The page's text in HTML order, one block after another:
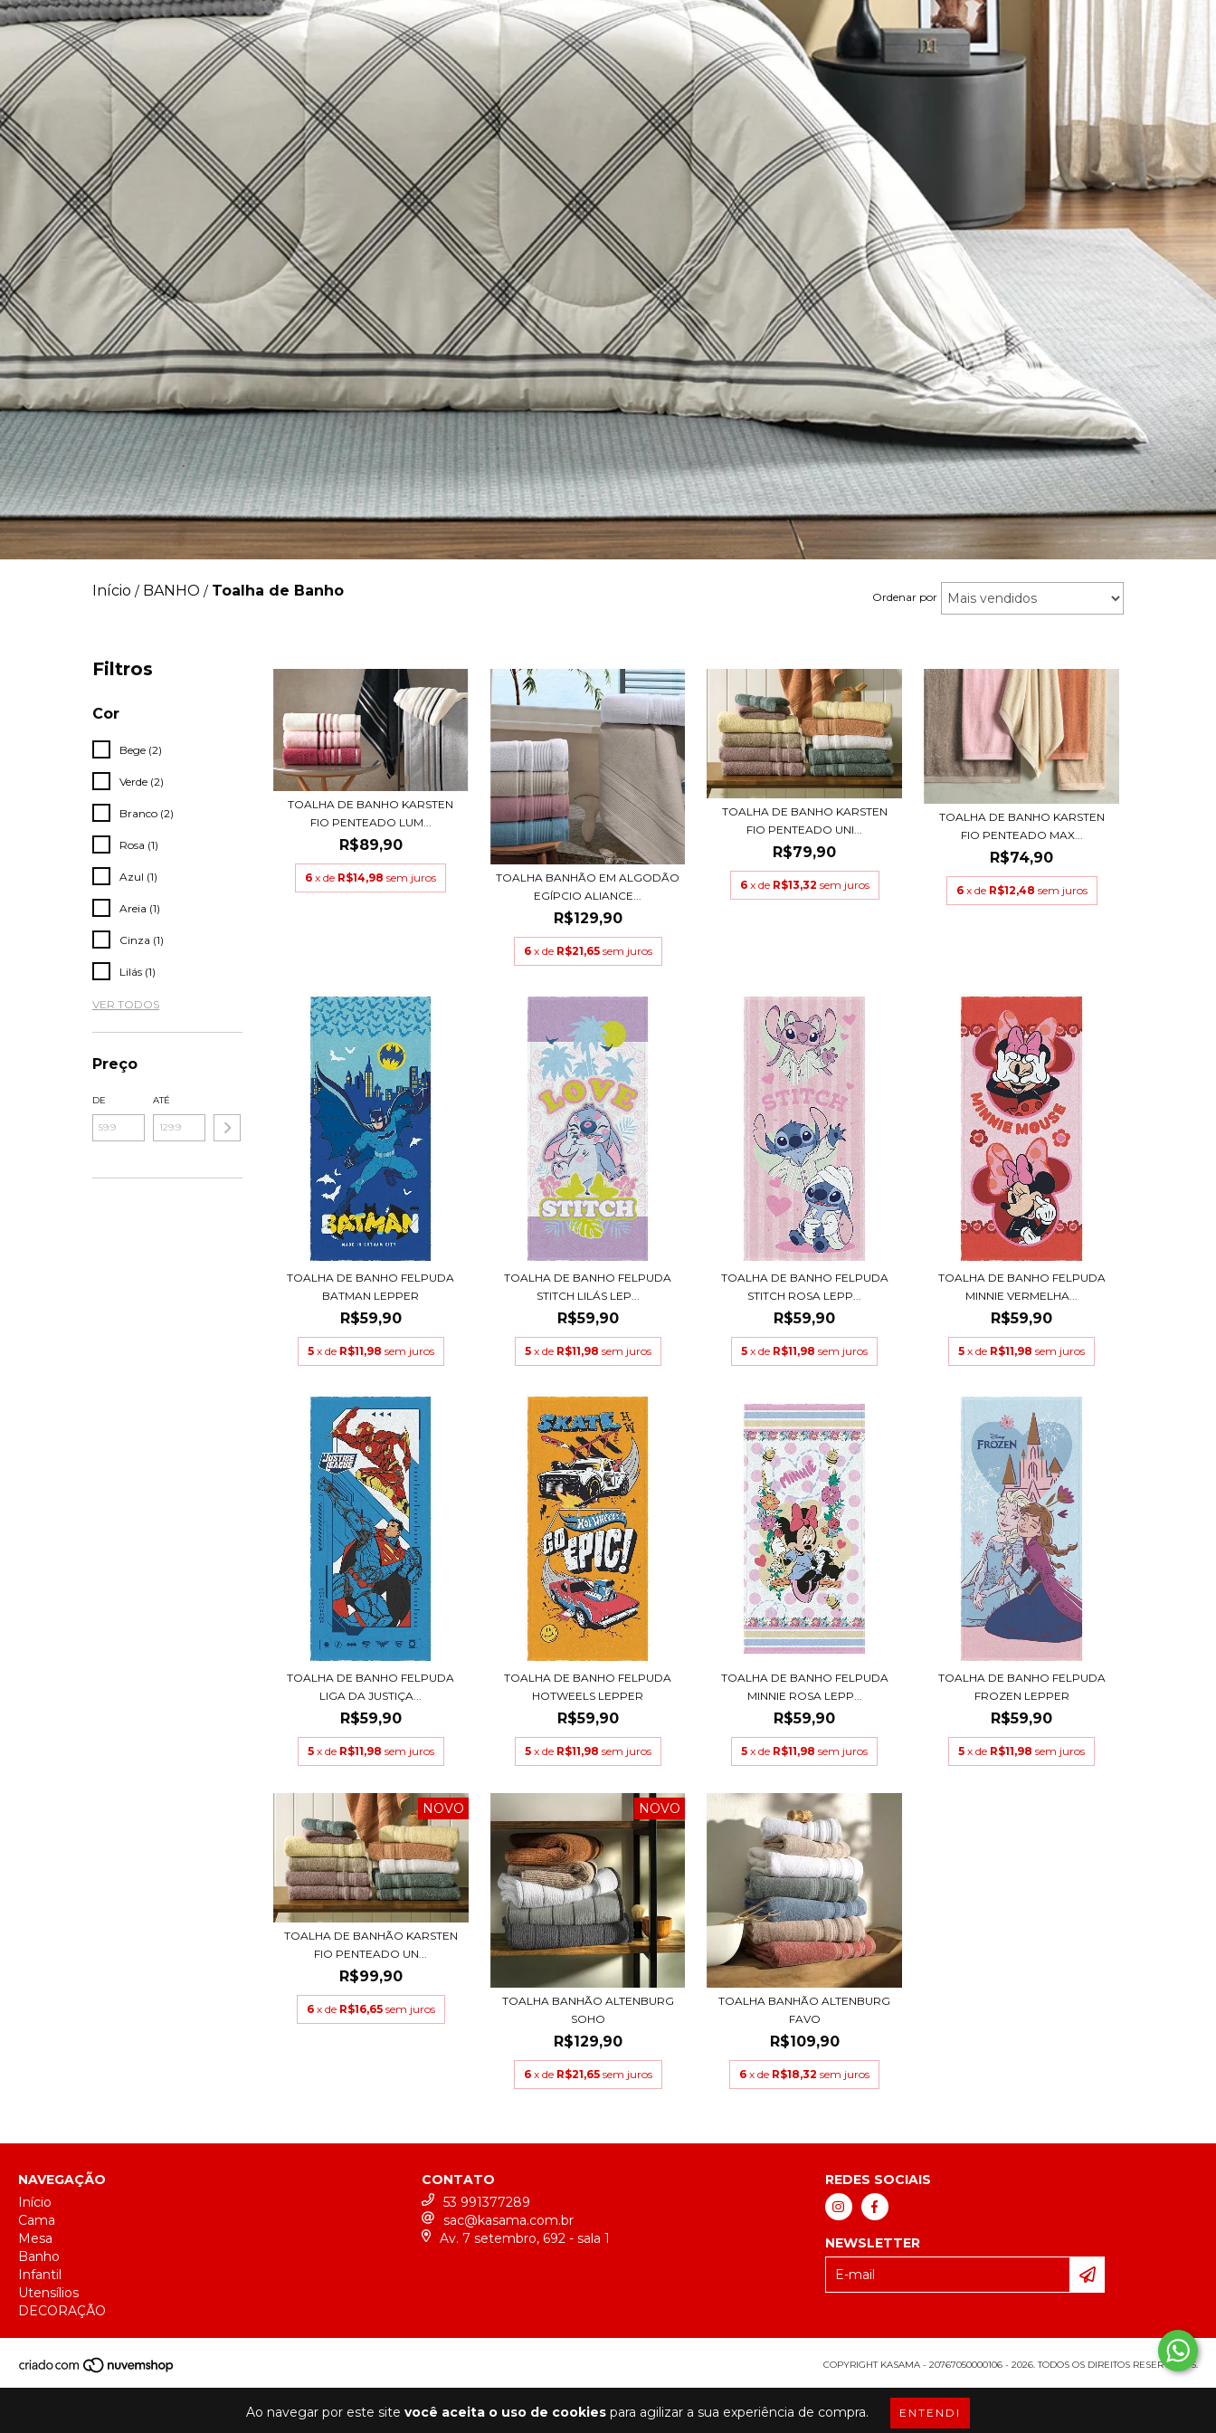
Ao navegar por este site você aceita o uso de cookies para agilizar a sua experiência de compra. ENTENDI
Início / BANHO / Toalha de Banho Ordenar por
Filtros
Cor
Bege (2)
Verde (2)
Branco (2)
Rosa (1)
Azul (1)
Areia (1)
Cinza (1)
Lilás (1)
VER TODOS
Preço
DE ATÉ
TOALHA DE BANHO KARSTEN
FIO PENTEADO LUM...
R$89,90
6 x de R$14,98 sem juros
TOALHA BANHÃO EM ALGODÃO
EGÍPCIO ALIANCE...
R$129,90
6 x de R$21,65 sem juros
TOALHA DE BANHO KARSTEN
FIO PENTEADO UNI...
R$79,90
6 x de R$13,32 sem juros
TOALHA DE BANHO KARSTEN
FIO PENTEADO MAX...
R$74,90
6 x de R$12,48 sem juros
TOALHA DE BANHO FELPUDA
BATMAN LEPPER
R$59,90
5 x de R$11,98 sem juros
TOALHA DE BANHO FELPUDA
STITCH LILÁS LEP...
R$59,90
5 x de R$11,98 sem juros
TOALHA DE BANHO FELPUDA
STITCH ROSA LEPP...
R$59,90
5 x de R$11,98 sem juros
TOALHA DE BANHO FELPUDA
MINNIE VERMELHA...
R$59,90
5 x de R$11,98 sem juros
TOALHA DE BANHO FELPUDA
LIGA DA JUSTIÇA...
R$59,90
5 x de R$11,98 sem juros
TOALHA DE BANHO FELPUDA
HOTWEELS LEPPER
R$59,90
5 x de R$11,98 sem juros
TOALHA DE BANHO FELPUDA
MINNIE ROSA LEPP...
R$59,90
5 x de R$11,98 sem juros
TOALHA DE BANHO FELPUDA
FROZEN LEPPER
R$59,90
5 x de R$11,98 sem juros
NOVO
TOALHA DE BANHÃO KARSTEN
FIO PENTEADO UN...
R$99,90
6 x de R$16,65 sem juros
NOVO
TOALHA BANHÃO ALTENBURG
SOHO
R$129,90
6 x de R$21,65 sem juros
TOALHA BANHÃO ALTENBURG
FAVO
R$109,90
6 x de R$18,32 sem juros
NAVEGAÇÃO
Início
Cama
Mesa
Banho
Infantil
Utensílios
DECORAÇÃO
CONTATO
53 991377289
sac@kasama.com.br
Av. 7 setembro, 692 - sala 1
REDES SOCIAIS
NEWSLETTER
COPYRIGHT KASAMA - 20767050000106 - 2026. TODOS OS DIREITOS RESERVADOS.